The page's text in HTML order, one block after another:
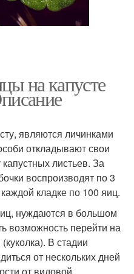
на капусте
являются личинками
откладывают свои
листьев. За
воспроизводят по 3
кладке по 100 яиц.
нуждаются в большом
возможность перейти на
В стадии
от нескольких дней
от видовой